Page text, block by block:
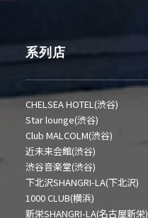
系列店
CHELSEA HOTEL(渋谷)
Star lounge(渋谷)
Club MALCOLM(渋谷)
近未来会館(渋谷)
渋谷音楽堂(渋谷)
下北沢SHANGRI-LA(下北沢)
1000 CLUB(横浜)
新栄SHANGRI-LA(名古屋新栄)